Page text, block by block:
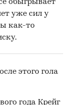
обыгрывает
уже сил у
как-то
этого гола
года Крейг